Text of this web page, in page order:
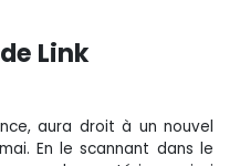
Link
aura droit à un nouvel
En le scannant dans le